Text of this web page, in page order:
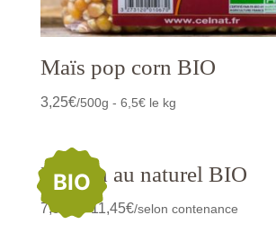
Maïs pop corn BIO
3,25€/500g - 6,5€ le kg
BIO
Marron au naturel BIO
7,90 11,45€/selon contenance